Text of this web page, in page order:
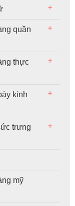
quần
thực
kính
trưng
mỹ